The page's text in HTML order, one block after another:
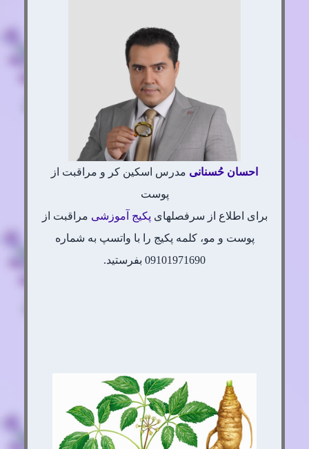
احسان حُسنانی مدرس اسکین کر و مراقبت از
پوست
برای اطلاع از سرفصلهای پکیج آموزشی مراقبت از
پوست و مو، کلمه پکیج را با واتسپ به شماره
09101971690 بفرستید.